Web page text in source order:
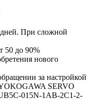
При сложной
50 до 90%
нового
за настройкой
SERVO
015N-1AB-2C1-2-